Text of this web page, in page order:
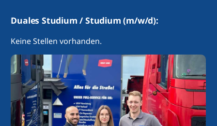
Duales Studium / Studium (m/w/d):
Keine Stellen vorhanden.